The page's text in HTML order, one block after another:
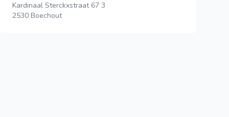
Kardinaal Sterckxstraat 67 3
2530 Boechout